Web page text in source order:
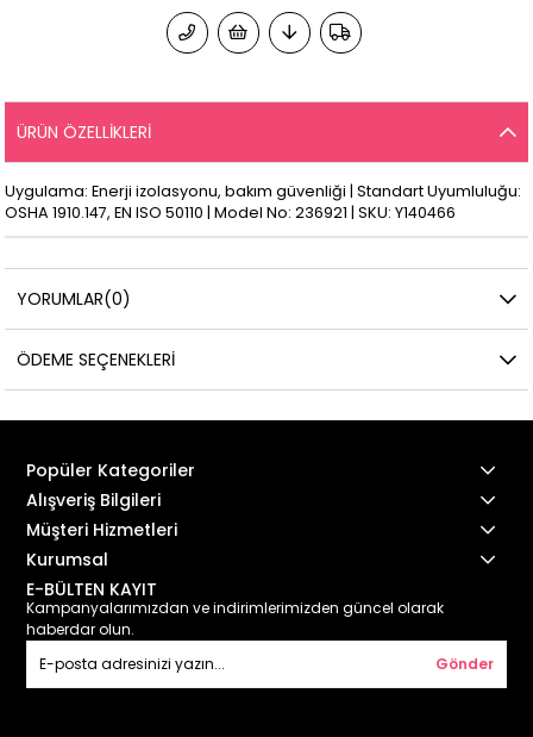
ÜRÜN ÖZELLIKLERI
Uygulama: Enerji izolasyonu, bakım güvenliği | Standart Uyumluluğu:
OSHA 1910.147, EN ISO 50110 | Model No: 236921 | SKU: Y140466
YORUMLAR(0)
ÖDEME SEÇENEKLERI
Popüler Kategoriler
Alışveriş Bilgileri
Müşteri Hizmetleri
Kurumsal
E-BÜLTEN KAYIT
Kampanyalarımızdan ve indirimlerimizden güncel olarak
haberdar olun.
Gönder